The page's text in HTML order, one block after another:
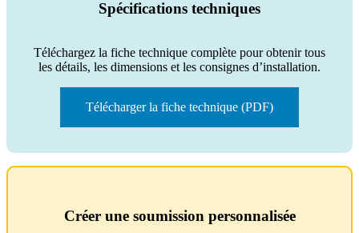
Spécifications techniques
Téléchargez la fiche technique complète pour obtenir tous
les détails, les dimensions et les consignes d’installation.
Télécharger la fiche technique (PDF)
Créer une soumission personnalisée